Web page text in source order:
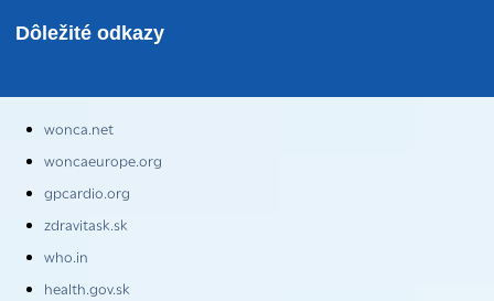
Dôležité odkazy
wonca.net
woncaeurope.org
gpcardio.org
zdravitask.sk
who.in
health.gov.sk